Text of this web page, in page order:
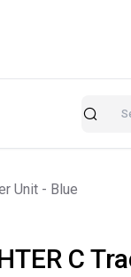
Search
Unit - Blue
C